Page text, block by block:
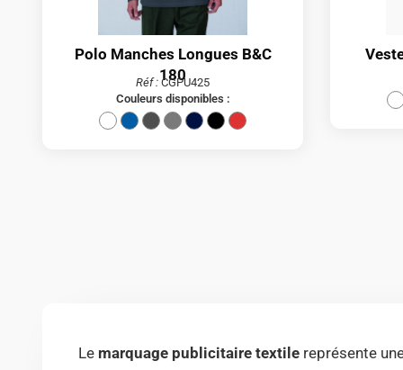
Polo Manches Longues B&C
180
Réf : CGPU425
Couleurs disponibles :
Le marquage publicitaire textile représente